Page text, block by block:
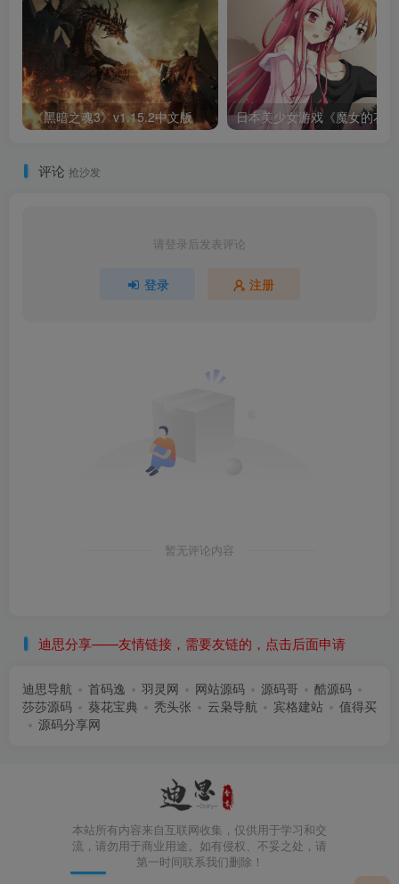
《黑暗之魂3》v1.15.2中文版
评论 抢沙发
请登录后发表评论
登录 注册
暂无评论内容
迪思分享——友情链接，需要友链的，点击后面申请
迪思导航 首码逸 羽灵网 网站源码 源码哥
酷源码
莎莎源码
葵花宝典 秃头张 云枭导航 宾格建站
值得买
源码分享网
本站所有内容来自互联网收集，仅供用于学习和交
流，请勿用于商业用途。如有侵权、不妥之处，请
第一时间联系我们删除！